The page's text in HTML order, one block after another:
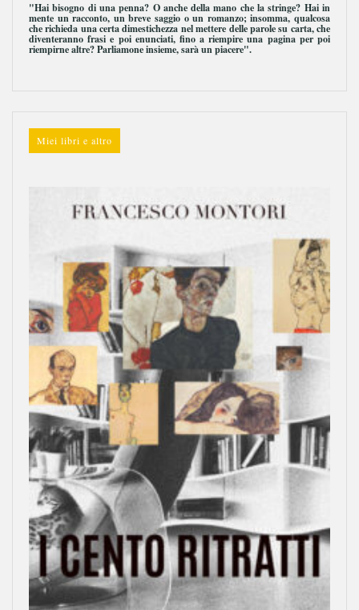
"Hai bisogno di una penna? O anche della mano che la stringe? Hai in
mente un racconto, un breve saggio o un romanzo; insomma, qualcosa
che richieda una certa dimestichezza nel mettere delle parole su carta, che
diventeranno frasi e poi enunciati, fino a riempire una pagina per poi
riempirne altre? Parliamone insieme, sarà un piacere".
Miei libri e altro